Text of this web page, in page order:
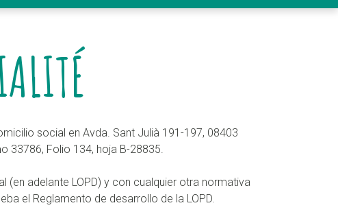
social en Avda. Sant Julià 191-197, 08403
33786, Folio 134, hoja B-28835.
(en adelante LOPD) y con cualquier otra normativa
el Reglamento de desarrollo de la LOPD.